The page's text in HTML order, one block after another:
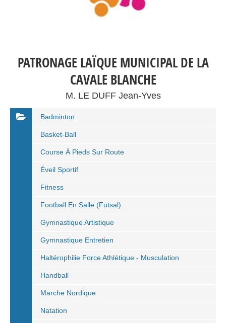
PATRONAGE LAÏQUE MUNICIPAL DE LA
CAVALE BLANCHE
M. LE DUFF Jean-Yves
Badminton
Basket-Ball
Course À Pieds Sur Route
Éveil Sportif
Fitness
Football En Salle (Futsal)
Gymnastique Artistique
Gymnastique Entretien
Haltérophilie Force Athlétique - Musculation
Handball
Marche Nordique
Natation